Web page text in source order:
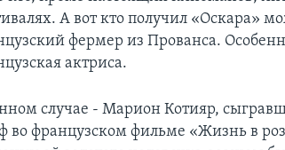
А вот кто получил «Оскара»
фермер из Прованса.
актриса.
случае - Марион Котияр,
во французском фильме «Жизнь в